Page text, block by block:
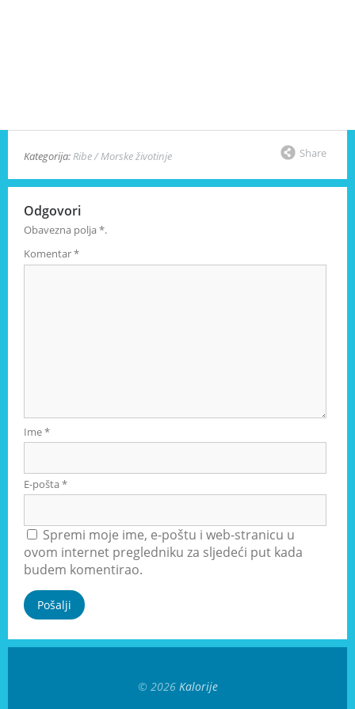
Kategorija: Ribe / Morske životinje Share
Odgovori
Obavezna polja*.
Komentar*
Ime*
E-pošta*
Spremi moje ime, e-poštu i web-stranicu u
ovom internet pregledniku za sljedeći put kada
budem komentirao.
© 2026 Kalorije